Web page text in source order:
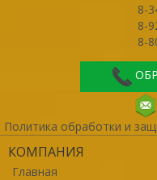
8-
8-
8-
Политика обработки и
КОМПАНИЯ
Главная